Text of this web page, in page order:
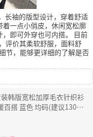
长袖的版型设计，穿着舒适
一点小俏皮，休闲宽松廓
即可外穿也可内搭。
目前
，评价其柔软舒服，面料舒
节，能够更详细的了解是否
韩版宽松加厚毛衣针织衫
百搭 蓝色 均码(建议130斤